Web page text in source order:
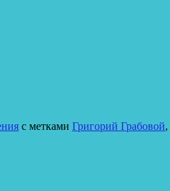
с метками Григорий Грабовой,